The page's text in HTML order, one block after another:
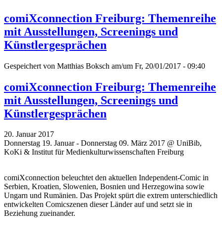
comiXconnection Freiburg: Themenreihe
mit Ausstellungen, Screenings und
Künstlergesprächen
Gespeichert von Matthias Boksch am/um Fr, 20/01/2017 - 09:40
comiXconnection Freiburg: Themenreihe
mit Ausstellungen, Screenings und
Künstlergesprächen
20. Januar 2017
Donnerstag 19. Januar - Donnerstag 09. März 2017 @ UniBib,
KoKi & Institut für Medienkulturwissenschaften Freiburg
comiXconnection beleuchtet den aktuellen Independent-Comic in
Serbien, Kroatien, Slowenien, Bosnien und Herzegowina sowie
Ungarn und Rumänien. Das Projekt spürt die extrem unterschiedlich
entwickelten Comicszenen dieser Länder auf und setzt sie in
Beziehung zueinander.